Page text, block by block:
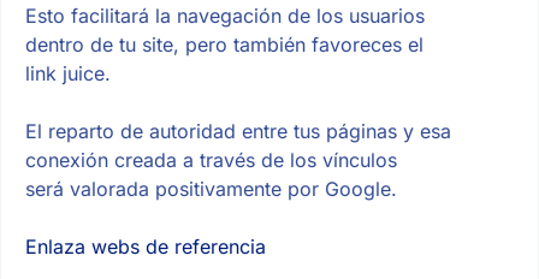
Esto facilitará la navegación de los usuarios
dentro de tu site, pero también favoreces el
link juice.
El reparto de autoridad entre tus páginas y esa
conexión creada a través de los vínculos
será valorada positivamente por Google.
Enlaza webs de referencia